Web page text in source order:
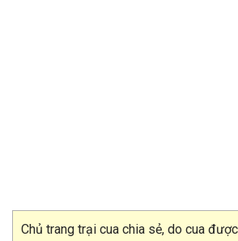
Chủ trang trại cua chia sẻ, do cua